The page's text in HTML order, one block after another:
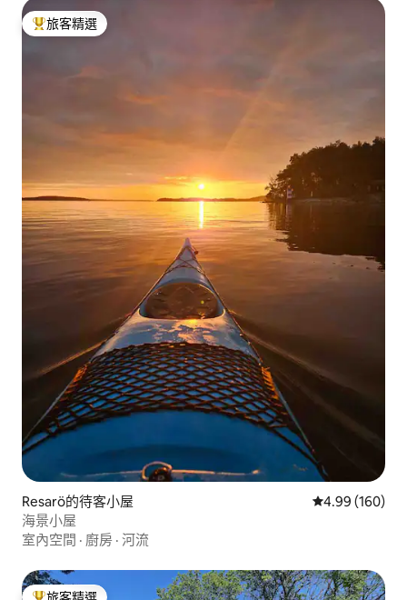
旅客精選榜首
旅客精選
Resarö的待客小屋 從 160 則評價
4.99 (160)
海景小屋
室內空間 · 廚房 · 河流